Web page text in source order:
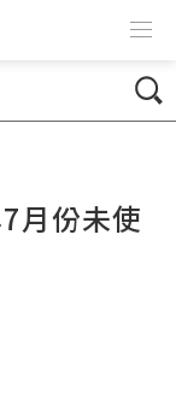
月份未使